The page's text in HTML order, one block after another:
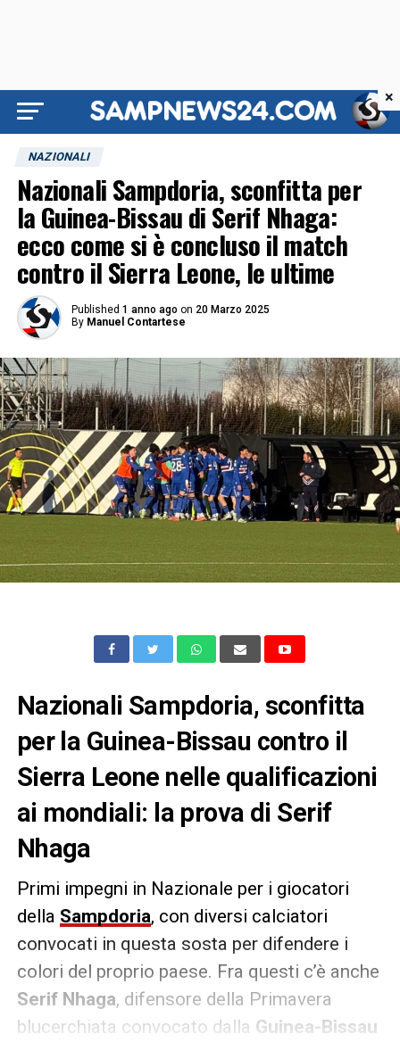
NAZIONALI
Nazionali Sampdoria, sconfitta per
la Guinea-Bissau di Serif Nhaga:
ecco come si è concluso il match
contro il Sierra Leone, le ultime
Published 1 anno ago on 20 Marzo 2025
By Manuel Contartese
Nazionali Sampdoria, sconfitta
per la Guinea-Bissau contro il
Sierra Leone nelle qualificazioni
ai mondiali: la prova di Serif
Nhaga
Primi impegni in Nazionale per i giocatori
della Sampdoria, con diversi calciatori
convocati in questa sosta per difendere i
colori del proprio paese. Fra questi c’è anche
Serif Nhaga, difensore della Primavera
blucerchiata convocato dalla Guinea-Bissau
×